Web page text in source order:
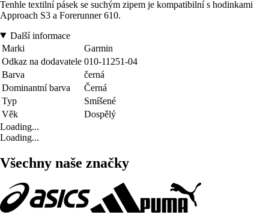
Tenhle textilní pásek se suchým zipem je kompatibilní s hodinkami
Approach S3 a Forerunner 610.
Další informace
Marki
Garmin
Odkaz na dodavatele 010-11251-04
Barva
černá
Dominantní barva
Černá
Typ
Smíšené
Věk
Dospělý
Loading...
Loading...
Všechny naše značky